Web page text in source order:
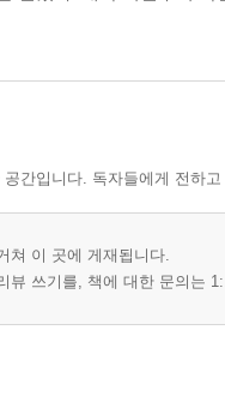
간입니다. 독자들에게 전하
쳐 이 곳에 게재됩니다.
뷰 쓰기를, 책에 대한 문의는